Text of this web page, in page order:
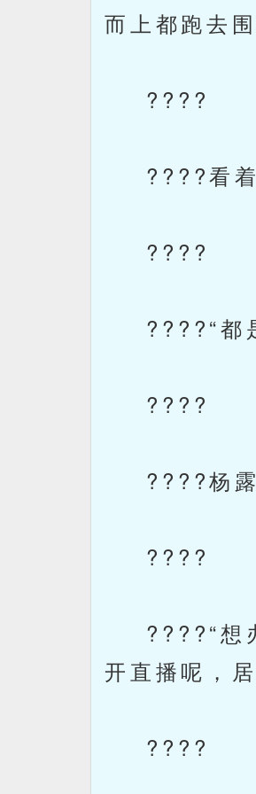
而上都跑去
????
????看着
????
????“都
????
????杨露
????
????“想办
开直播呢，
????